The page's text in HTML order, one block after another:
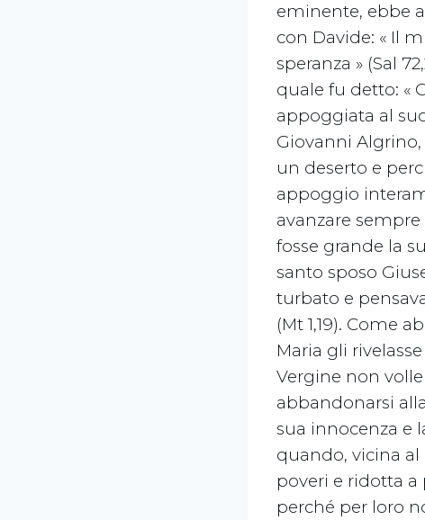
eminente, ebbe
con Davide: « Il
speranza » (Sal
quale fu detto: «
appoggiata al
Giovanni
un deserto e
appoggio
avanzare
fosse grande la
santo sposo
turbato e
(Mt 1,19). Come
Maria gli
Vergine non
abbandonarsi
sua innocenza e
quando, vicina al
poveri e ridotta a
perché per loro